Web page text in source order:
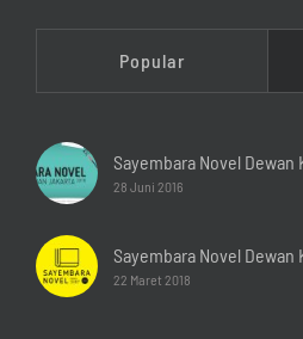
Popular
Sayembara Novel Dewan
28 Juni 2016
Sayembara Novel Dewan
22 Maret 2018